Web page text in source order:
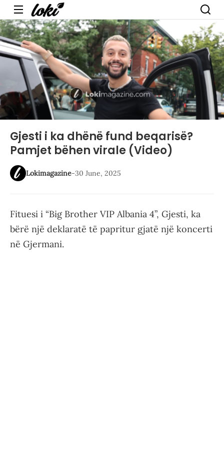
Menu
Gjesti i ka dhënë fund beqarisë?
Pamjet bëhen virale (Video)
Lokimagazine-30 June, 2025
Fituesi i “Big Brother VIP Albania 4”, Gjesti, ka
bërë një deklaratë të papritur gjatë një koncerti
në Gjermani.